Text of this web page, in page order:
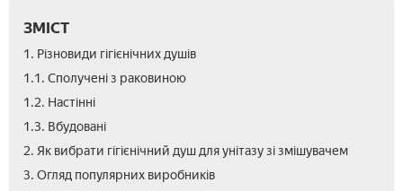
ЗМІСТ
1. Різновиди гігієнічних душів
1.1. Сполучені з раковиною
1.2. Настінні
1.3. Вбудовані
2. Як вибрати гігієнічний душ для унітазу зі змішувачем
3. Огляд популярних виробників